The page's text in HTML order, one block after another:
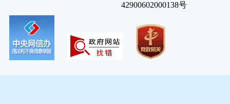
42900602000138号